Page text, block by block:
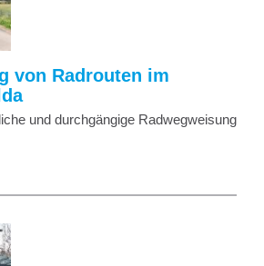
von Radrouten im
und durchgängige Radwegweisung